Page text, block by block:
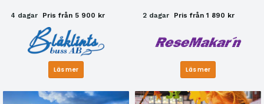
4 dagar Pris från 5 900 kr
Läs mer
2 dagar Pris från 1 890 kr
Läs mer